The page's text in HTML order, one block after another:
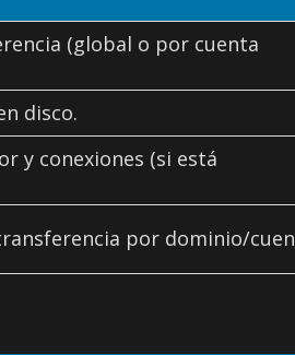
(global o por cuenta
disco.
y conexiones (si está
por dominio/